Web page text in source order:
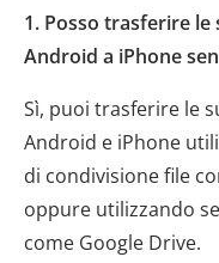
1. Posso trasferire
Android a iPhone
Sì, puoi trasferire le
Android e iPhone
di condivisione file
oppure utilizzando
come Google Drive.